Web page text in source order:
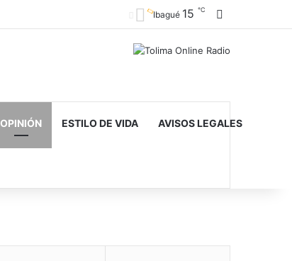
Ibagué 15 ℃
OPINIÓN ESTILO DE VIDA AVISOS LEGALES